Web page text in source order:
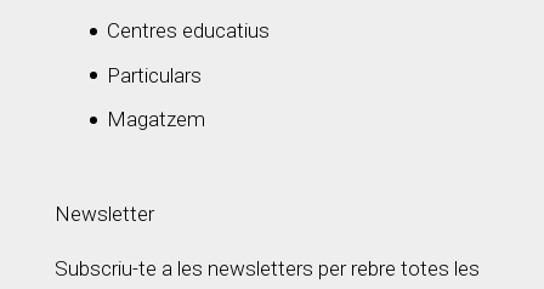
Centres educatius
Particulars
Magatzem
Newsletter
Subscriu-te a les newsletters per rebre totes les